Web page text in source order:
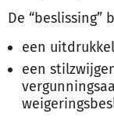
De “beslissing”
een
een